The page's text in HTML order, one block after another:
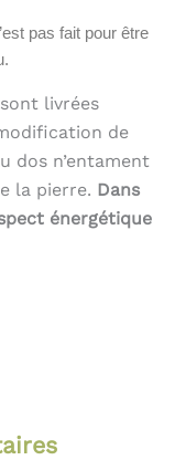
pas fait pour être
sont livrées
de
dos n’entament
la pierre. Dans
énergétique